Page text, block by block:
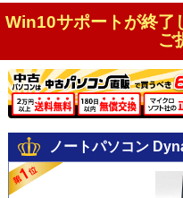
Win10サポートが終了
ご
ノートパソコン